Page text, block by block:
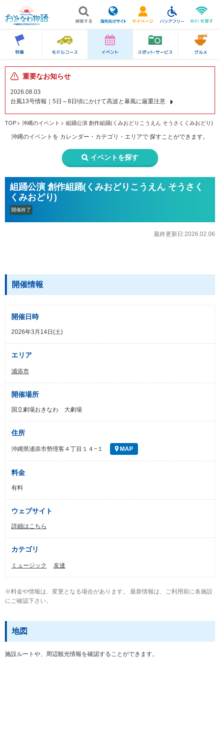
重要なお知らせ
2026.08.03
台風13号情報｜5日～8日頃にかけて高波と暴風に厳重注意
TOP 沖縄のイベント 組踊公演 創作組踊(くみおどりこうえん そうさくくみおどり)
沖縄のイベントを カレンダー・カテゴリ・エリアで 探すことができます。
イベントを探す
組踊公演 創作組踊(くみおどりこうえん そうさく
くみおどり)
開催終了
最終更新日:2026.02.06
開催情報
開催日時
2026年3月14日(土)
エリア
浦添市
開催場所
国立劇場おきなわ 大劇場
住所
沖縄県浦添市勢理客４丁目１４−１ MAP
料金
有料
ウェブサイト
詳細はこちら
カテゴリ
ミュージック 友達
※料金や情報は、変更となる場合があります。 最新情報は、ご利用前に各施設
にご確認下さい。
地図
施設ルートや、周辺観光情報を確認することができます。